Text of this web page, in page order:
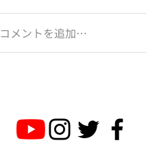
コメントを追加…